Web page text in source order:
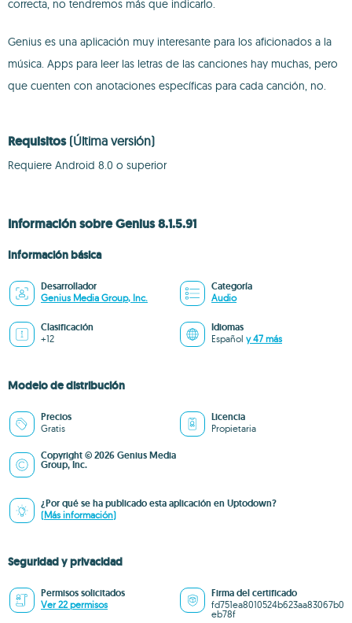
correcta, no tendremos más que indicarlo.
Genius es una aplicación muy interesante para los aficionados a la
música. Apps para leer las letras de las canciones hay muchas, pero
que cuenten con anotaciones específicas para cada canción, no.
Requisitos (Última versión)
Requiere Android 8.0 o superior
Información sobre Genius 8.1.5.91
Información básica
Desarrollador
Genius Media Group, Inc.
Categoría
Audio
Clasificación
+12
Idiomas
Español y 47 más
Modelo de distribución
Precios
Gratis
Licencia
Propietaria
Copyright © 2026 Genius Media
Group, Inc.
¿Por qué se ha publicado esta aplicación en Uptodown?
(Más información)
Seguridad y privacidad
Permisos solicitados
Ver 22 permisos
Firma del certificado
fd751ea8010524b623aa83067b0
eb78f